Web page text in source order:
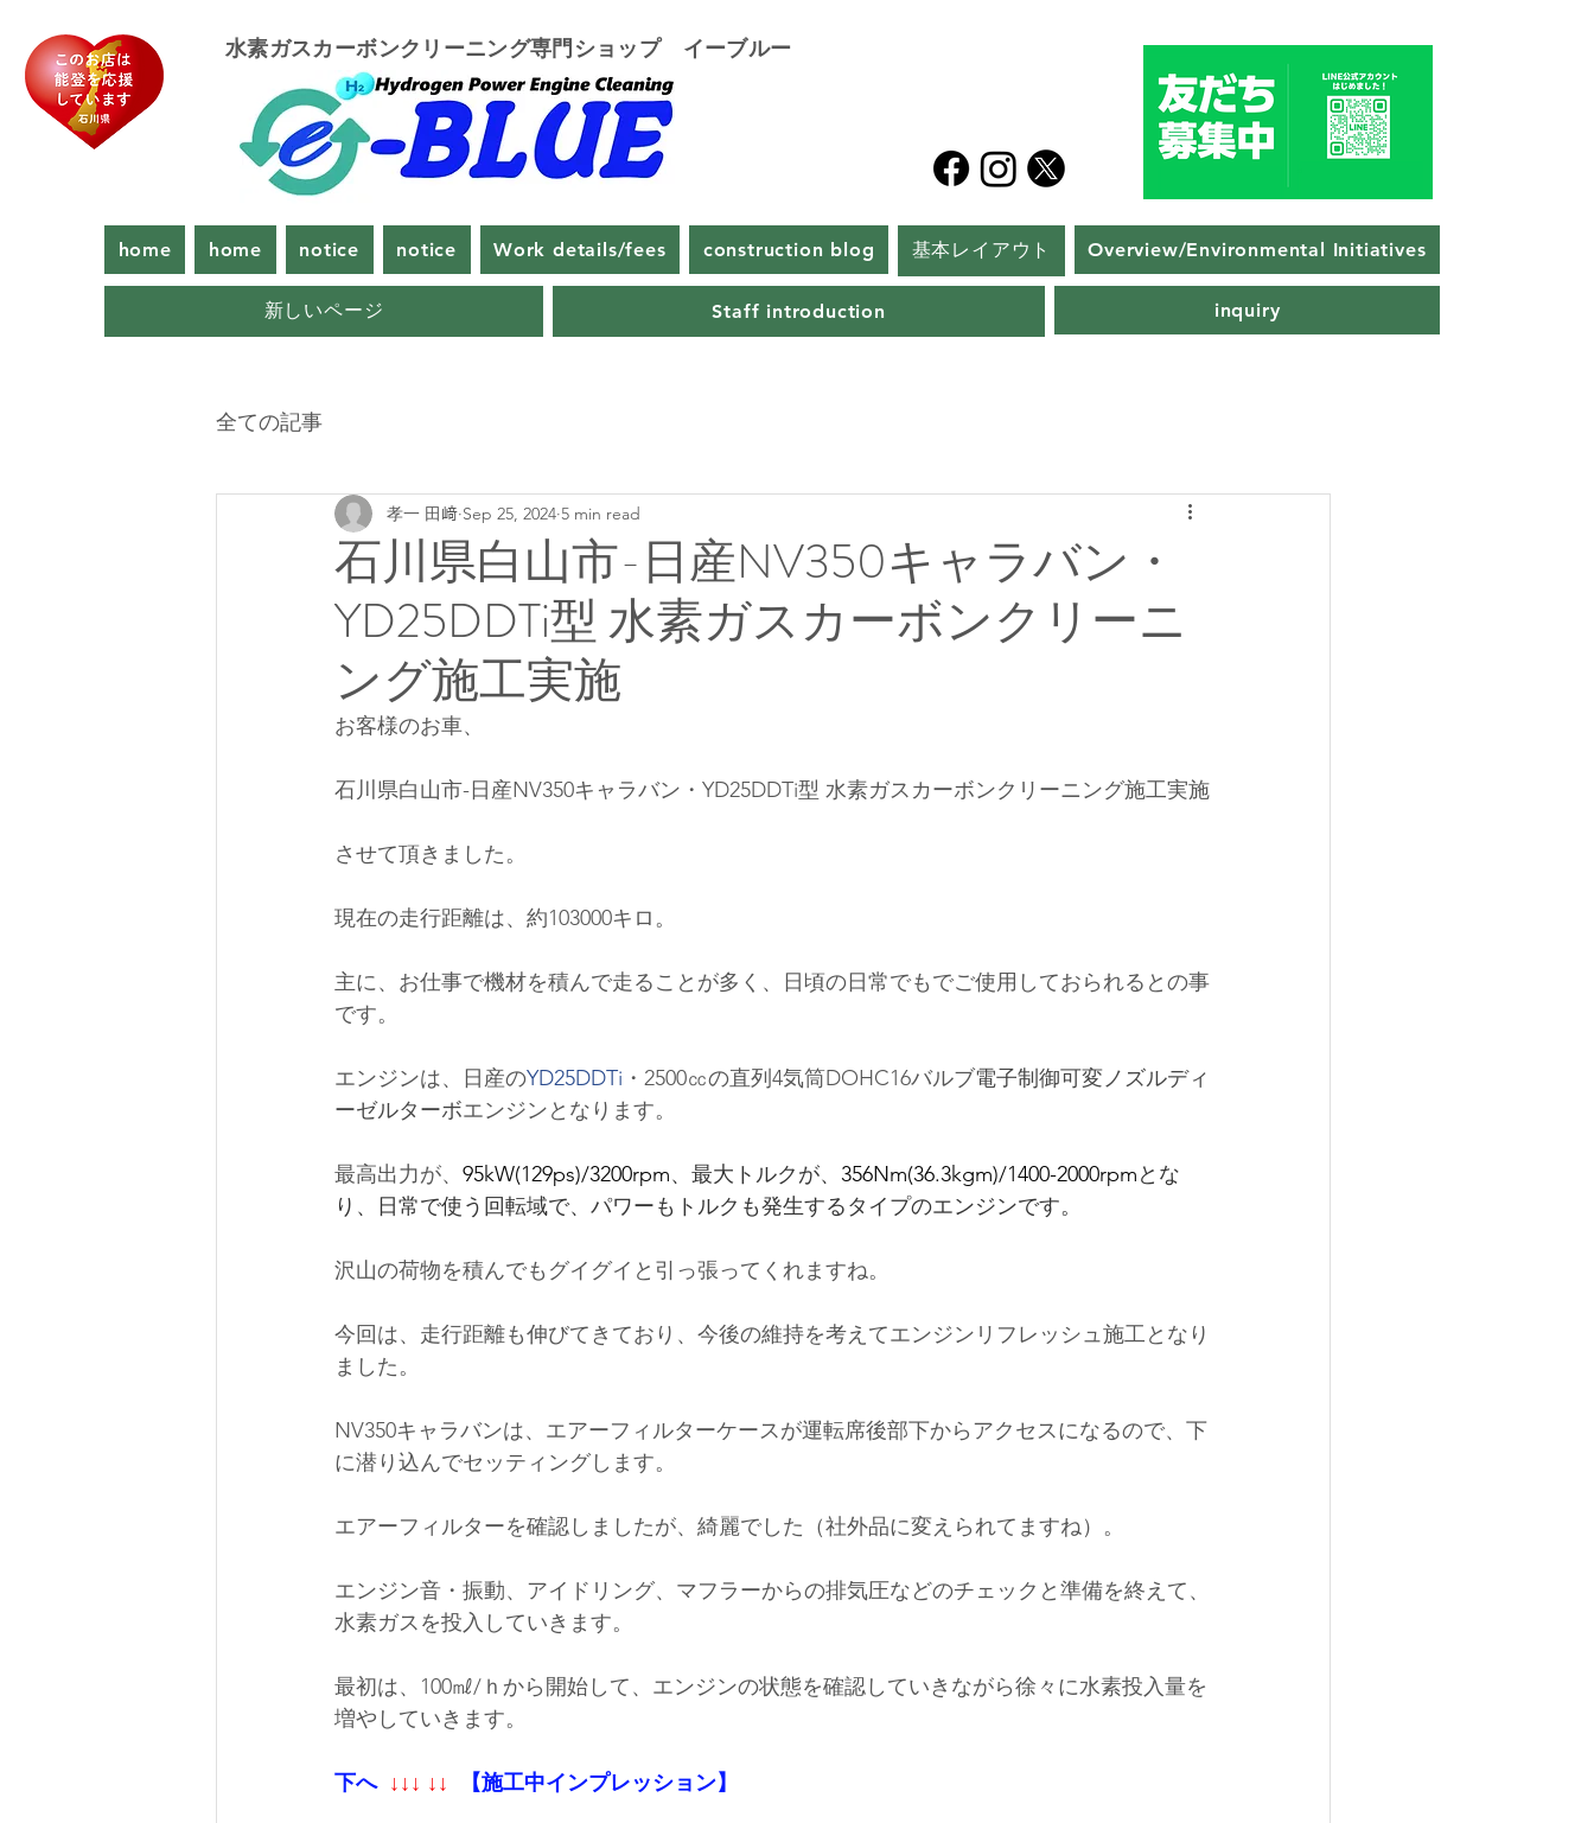
​水素ガスカーボンクリーニング専門ショップ イーブルー
home home notice notice Work details/fees construction blog 基本レイアウト Overview/Environmental Initiatives
新しいページ Staff introduction inquiry
全ての記事
石川県白山市-日産NV350キャラバン・
YD25DDTi型 水素ガスカーボンクリーニ
ング施工実施
孝一 田﨑 Sep 25, 2024 5 min read
お客様のお車、
石川県白山市-日産NV350キャラバン・YD25DDTi型 水素ガスカーボンクリーニング施工実施
させて頂きました。
現在の走行距離は、約103000キロ。
主に、お仕事で機材を積んで走ることが多く、日頃の日常でもでご使用しておられるとの事
です。
エンジンは、日産のYD25DDTi ・2500㏄の直列4気筒DOHC16バルブ電子制御可変ノズルディ
ーゼルターボエンジンとなります。
最高出力が、 95kW(129ps)/3200rpm、最大トルクが、 356Nm(36.3kgm)/1400-2000rpmとな
り、日常で使う回転域で、パワーもトルクも発生するタイプのエンジンです。
沢山の荷物を積んでもグイグイと引っ張ってくれますね。
今回は、走行距離も伸びてきており、今後の維持を考えてエンジンリフレッシュ施工となり
ました。
NV350キャラバンは、エアーフィルターケースが運転席後部下からアクセスになるので、下
に潜り込んでセッティングします。
エアーフィルターを確認しましたが、綺麗でした（社外品に変えられてますね）。
エンジン音・振動、アイドリング、マフラーからの排気圧などのチェックと準備を終えて、
水素ガスを投入していきます。
最初は、100㎖/ｈから開始して、エンジンの状態を確認していきながら徐々に水素投入量を
増やしていきます。
下へ ↓↓↓ ↓↓ 【施工中インプレッション】